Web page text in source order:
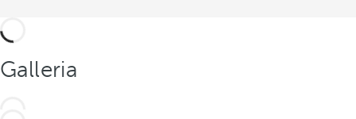
Galleria